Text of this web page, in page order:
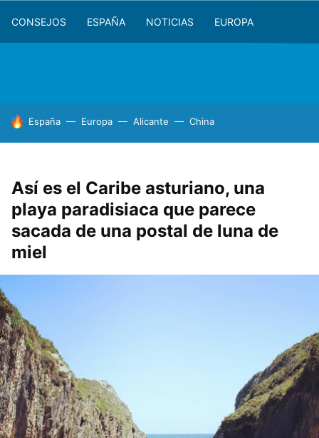
CONSEJOS ESPAÑA NOTICIAS EUROPA
HOY SE HABLA DE
España Europa Alicante China
Así es el Caribe asturiano, una
playa paradisiaca que parece
sacada de una postal de luna de
miel